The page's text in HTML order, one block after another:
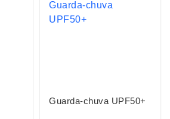
Guarda-chuva UPF50+